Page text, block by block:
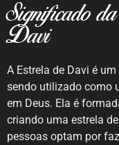
Significado
Davi
A Estrela de Davi é
sendo utilizado como
em Deus. Ela é
criando uma estrela
pessoas optam por